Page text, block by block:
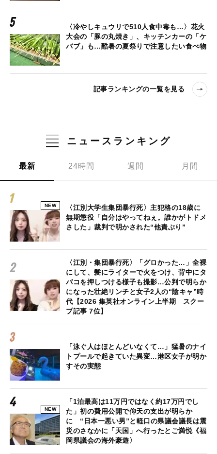
〈冷やしキュウリで510人食中毒も…〉花火
大会の「豚の丸焼き」、キッチンカーの「ケ
バブ」も…酷暑の夏祭りで注意したい食べ物
記事ランキングの一覧を見る
ニュースランキング
最新 24時間 週間 月間
NEW
〈江別大学生集団暴行死〉主犯格の18歳に
無期懲役「自分はやってねぇ。誰かがトドメ
さした」裁判で明かされた“他責ぶり”
〈江別・集団暴行死〉「グロかった…」全裸
にして、髪にライターで火をつけ、背中にタ
バコを押しつける様子も撮影…公判で明らか
になった壮絶リンチと女子2人の“陰キャ”時
代【2026 集英社オンライン上半期 スクー
プ記事 7位】
「泳ぐ人はほとんどいなくて…」猛暑のナイ
トプールで起きていた異変…港区女子が明か
すその実態
NEW
「1泊最高は11万円ではなく約17万円でし
た」初の費用公開で仰天の支出が明らか
に “日本一悪い男”と軽口の県議会議長は震
災のさなかに「天国」へ行ったとご満悦《福
岡県議会の海外豪遊〉